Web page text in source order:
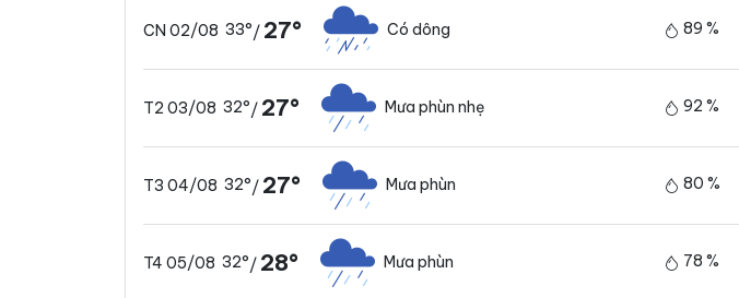
CN 02/08 33°/ 27° Có dông 89 %
T2 03/08 32°/ 27° Mưa phùn nhẹ 92 %
T3 04/08 32°/ 27° Mưa phùn 80 %
T4 05/08 32°/ 28° Mưa phùn 78 %